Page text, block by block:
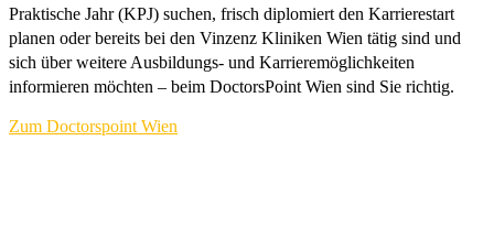
Praktische Jahr (KPJ) suchen, frisch diplomiert den Karrierestart
planen oder bereits bei den Vinzenz Kliniken Wien tätig sind und
sich über weitere Ausbildungs- und Karrieremöglichkeiten
informieren möchten – beim DoctorsPoint Wien sind Sie richtig.
Zum Doctorspoint Wien